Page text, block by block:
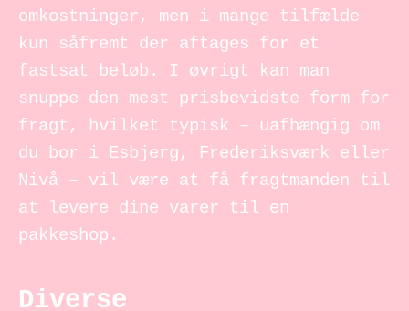
omkostninger, men i mange tilfælde
kun såfremt der aftages for et
fastsat beløb. I øvrigt kan man
snuppe den mest prisbevidste form for
fragt, hvilket typisk – uafhængig om
du bor i Esbjerg, Frederiksværk eller
Nivå – vil være at få fragtmanden til
at levere dine varer til en
pakkeshop.
Diverse